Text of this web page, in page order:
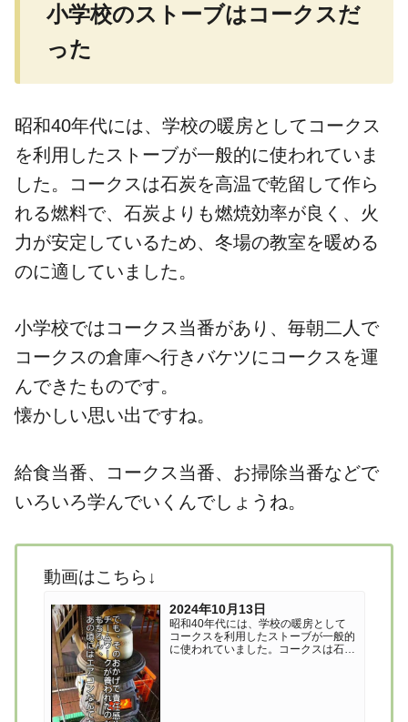
小学校のストーブはコークスだ
った
昭和40年代には、学校の暖房としてコークス
を利用したストーブが一般的に使われていま
した。コークスは石炭を高温で乾留して作ら
れる燃料で、石炭よりも燃焼効率が良く、火
力が安定しているため、冬場の教室を暖める
のに適していました。
小学校ではコークス当番があり、毎朝二人で
コークスの倉庫へ行きバケツにコークスを運
んできたものです。
懐かしい思い出ですね。
給食当番、コークス当番、お掃除当番などで
いろいろ学んでいくんでしょうね。
動画はこちら↓
2024年10月13日
昭和40年代には、学校の暖房として
コークスを利用したストーブが一般的
に使われていました。コークスは石炭